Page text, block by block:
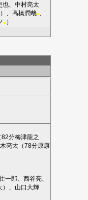
也
中村亮太
）、 高橋潤哉■
■ ）
82分梅津龍之
亮太 （78分原康
一郎 西谷亮
）、 山口大輝